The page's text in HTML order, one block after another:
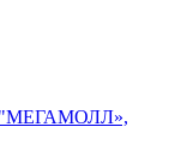
"МЕГАМОЛЛ»,